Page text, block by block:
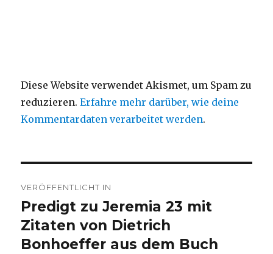
Diese Website verwendet Akismet, um Spam zu
reduzieren.Erfahre mehr darüber, wie deine
Kommentardaten verarbeitet werden.
VERÖFFENTLICHT IN
Predigt zu Jeremia 23 mit
Zitaten von Dietrich
Bonhoeffer aus dem Buch